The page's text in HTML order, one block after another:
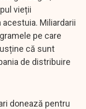
vieții
Miliardarii
pe care
că sunt
de distribuire
donează pentru